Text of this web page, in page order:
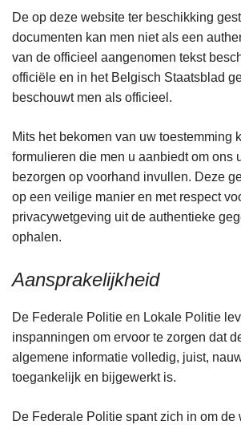
De op deze website ter beschikking
documenten kan men niet als een
van de officieel aangenomen tekst
officiële en in het Belgisch Staatsblad
beschouwt men als officieel.
Mits het bekomen van uw toestemming
formulieren die men u aanbiedt om ons
bezorgen op voorhand invullen. Deze
op een veilige manier en met respect
privacywetgeving uit de authentieke
ophalen.
Aansprakelijkheid
De Federale Politie en Lokale Politie
inspanningen om ervoor te zorgen dat
algemene informatie volledig, juist,
toegankelijk en bijgewerkt is.
De Federale Politie spant zich in om de